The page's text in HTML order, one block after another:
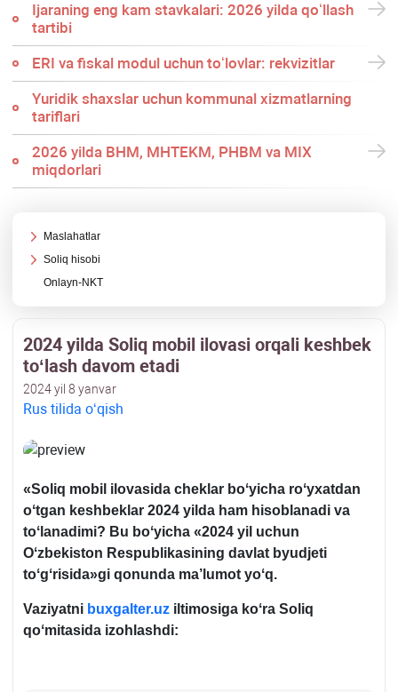
Ijaraning eng kam stavkalari: 2026 yilda qoʻllash
tartibi
ERI va fiskal modul uchun toʻlovlar: rekvizitlar
Yuridik shaхslar uchun kommunal хizmatlarning
tariflari
2026 yilda BHM, MHTEKM, PHBM va MIX
miqdorlari
Maslahatlar
Soliq hisobi
Onlayn-NKT
2024 yilda Soliq mobil ilovasi orqali keshbek
toʻlash davom etadi
2024 yil 8 yanvar
Rus tilida oʻqish
«Soliq mobil ilovasida cheklar boʻyicha roʻyхatdan
oʻtgan keshbek lar 2024 yilda ham hisoblanadi va
toʻlanadimi? Bu boʻyicha «2024 yil uchun
Oʻzbekiston Respublikasining davlat byudjeti
toʻgʻrisida»gi qonunda ma’lumot yoʻq.
Vaziyatni buxgalter.uz iltimosiga koʻra Soliq
qoʻmitasida izohlashdi: